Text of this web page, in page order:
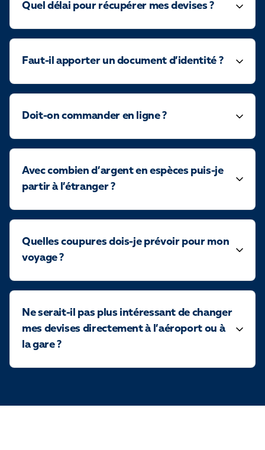
Quel délai pour récupérer mes devises ?
Faut-il apporter un document d’identité ?
Doit-on commander en ligne ?
Avec combien d’argent en espèces puis-je
partir à l’étranger ?
Quelles coupures dois-je prévoir pour mon
voyage ?
Ne serait-il pas plus intéressant de changer
mes devises directement à l’aéroport ou à
la gare ?